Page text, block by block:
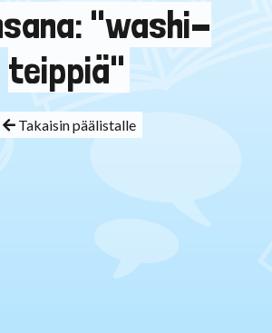
"washi-
teippiä"
Takaisin päälistalle